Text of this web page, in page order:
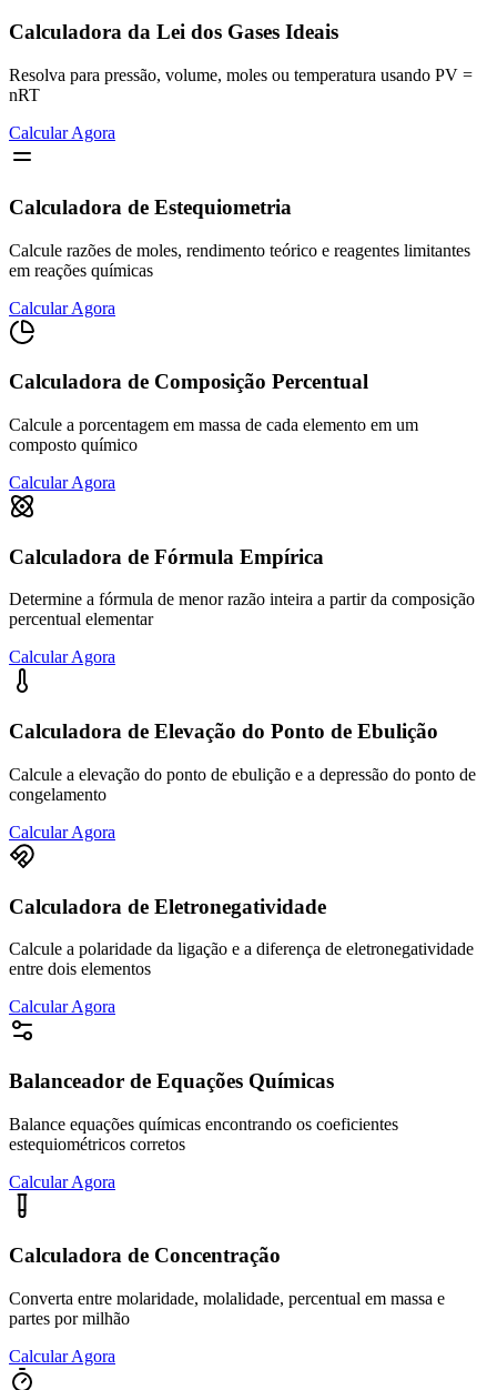
Calculadora da Lei dos Gases Ideais
Resolva para pressão, volume, moles ou temperatura usando PV =
nRT
Calcular Agora
Calculadora de Estequiometria
Calcule razões de moles, rendimento teórico e reagentes limitantes
em reações químicas
Calcular Agora
Calculadora de Composição Percentual
Calcule a porcentagem em massa de cada elemento em um
composto químico
Calcular Agora
Calculadora de Fórmula Empírica
Determine a fórmula de menor razão inteira a partir da composição
percentual elementar
Calcular Agora
Calculadora de Elevação do Ponto de Ebulição
Calcule a elevação do ponto de ebulição e a depressão do ponto de
congelamento
Calcular Agora
Calculadora de Eletronegatividade
Calcule a polaridade da ligação e a diferença de eletronegatividade
entre dois elementos
Calcular Agora
Balanceador de Equações Químicas
Balance equações químicas encontrando os coeficientes
estequiométricos corretos
Calcular Agora
Calculadora de Concentração
Converta entre molaridade, molalidade, percentual em massa e
partes por milhão
Calcular Agora